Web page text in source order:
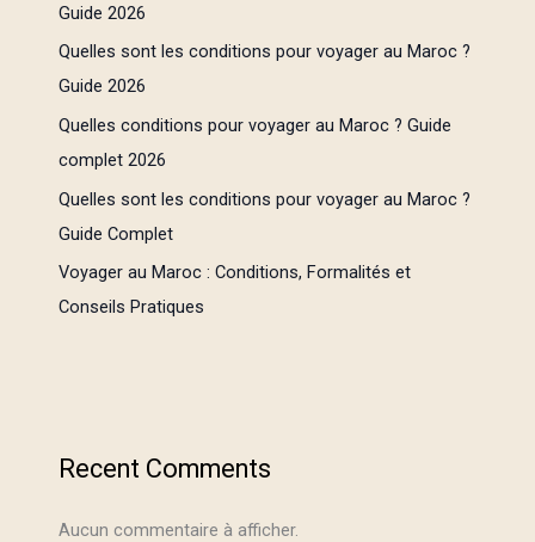
Guide 2026
Quelles sont les conditions pour voyager au Maroc ?
Guide 2026
Quelles conditions pour voyager au Maroc ? Guide
complet 2026
Quelles sont les conditions pour voyager au Maroc ?
Guide Complet
Voyager au Maroc : Conditions, Formalités et
Conseils Pratiques
Recent Comments
Aucun commentaire à afficher.